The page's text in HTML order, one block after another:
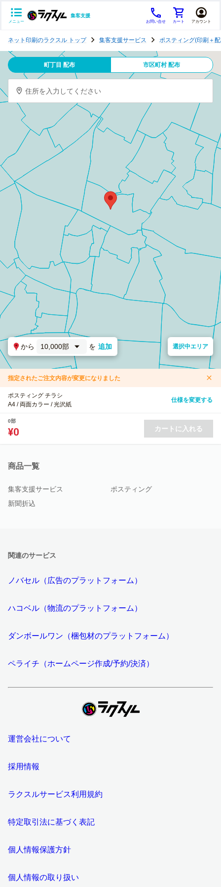
メニュー
集客支援
お問い合せ カート アカウント
テ
ン
グ
ネット印刷のラクスル トップ 集客支援サービス ポスティング(印刷＋
町丁目 配布 市区町村 配布
住所を入力してください
から 10,000部 を 追加 選択中エリア
指定されたご注文内容が変更になりました
ポスティング チラシ
A4 / 両面カラー / 光沢紙
仕様を変更する
0部
¥0 カートに入れる
商品一覧
集客支援サービス
ポスティング
新聞折込
関連のサービス
ノバセル（広告のプラットフォーム）
ハコベル（物流のプラットフォーム）
ダンボールワン（梱包材のプラットフォーム）
ペライチ（ホームページ作成/予約/決済）
運営会社について
採用情報
ラクスルサービス利用規約
特定取引法に基づく表記
個人情報保護方針
個人情報の取り扱い